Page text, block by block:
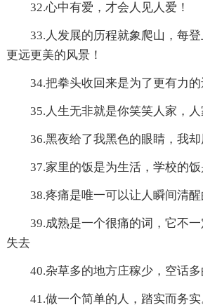
32.心中有爱，才会人见人爱！
33.人发展的历程就象爬山，每
更远更美的风景！
34.把拳头收回来是为了更有力的
35.人生无非就是你笑笑人家，人
36.黑夜给了我黑色的眼睛，我
37.家里的饭是为生活，学校的饭
38.疼痛是唯一可以让人瞬间清醒
39.成熟是一个很痛的词，它不
失去
40.杂草多的地方庄稼少，空话多
41.做一个简单的人，踏实而务